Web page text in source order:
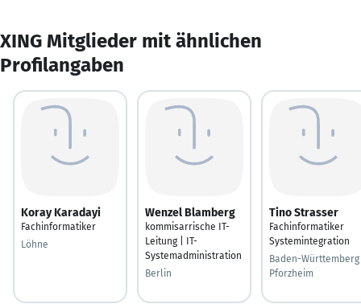
XING Mitglieder mit ähnlichen
Profilangaben
Koray Karadayi
Fachinformatiker
Löhne
Wenzel Blamberg
kommisarrische IT-
Leitung | IT-
Systemadministration
Berlin
Tino Strasser
Fachinformatiker
Systemintegration
Baden-
Pforzheim